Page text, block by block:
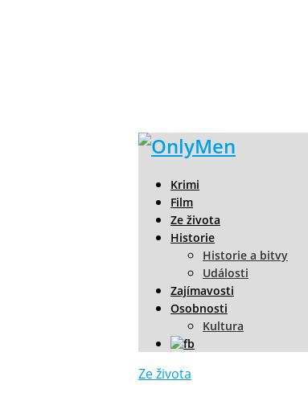
Krimi
Film
Ze života
Historie
Historie a bitvy
Události
Zajímavosti
Osobnosti
Kultura
Ze života